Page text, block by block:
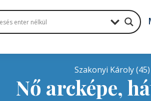
Szakonyi Károly (45)
Nő arcképe,